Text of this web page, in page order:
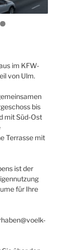
im KFW-
von Ulm.
bis
mit Süd-Ost
Terrasse mit
ist der
für Ihre